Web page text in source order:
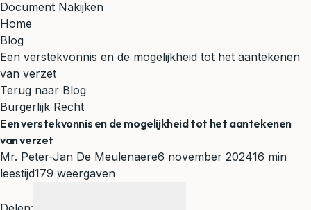
Document Nakijken
Home
Blog
Een verstekvonnis en de mogelijkheid tot het aantekenen
van verzet
Terug naar Blog
Burgerlijk Recht
Een verstekvonnis en de mogelijkheid tot het aantekenen
van verzet
Mr. Peter-Jan De Meulenaere6 november 202416 min
leestijd179 weergaven